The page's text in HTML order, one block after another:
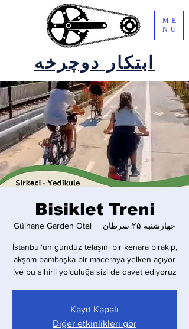
ابتکار دوچرخه
ME
NU
Bisiklet Treni
چهارشنبه ۲۵ سرطان
  |
Gülhane Garden Otel
İstanbul'un gündüz telaşını bir kenara bırakıp,
akşam bambaşka bir maceraya yelken açıyor
ve bu sihirli yolculuğa sizi de davet ediyoruz!
Kayıt Kapalı
Diğer etkinlikleri gör